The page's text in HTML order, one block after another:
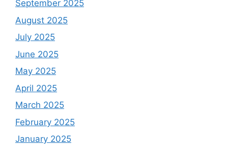
September 2025
August 2025
July 2025
June 2025
May 2025
April 2025
March 2025
February 2025
January 2025